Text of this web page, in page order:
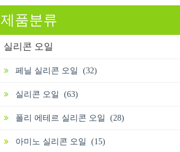
제품분류
실리콘 오일
페닐 실리콘 오일 (32)
실리콘 오일 (63)
폴리 에테르 실리콘 오일 (28)
아미노 실리콘 오일 (15)